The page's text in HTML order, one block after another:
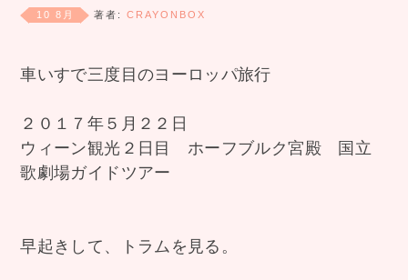
10 8月 著者:CRAYONBOX
車いすで三度目のヨーロッパ旅行
２０１７年５月２２日
ウィーン観光２日目 ホーフブルク宮殿 国立
歌劇場ガイドツアー
早起きして、トラムを見る。